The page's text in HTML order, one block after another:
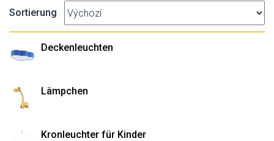
Sortierung
Deckenleuchten
Lämpchen
Kronleuchter für Kinder